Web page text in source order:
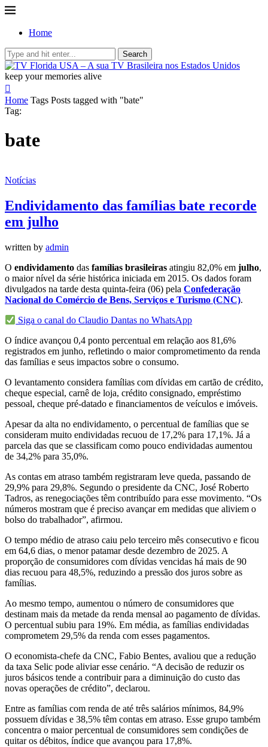
Home
Search
keep your memories alive
Home Tags Posts tagged with "bate"
Tag:
bate
Notícias
Endividamento das famílias bate recorde
em julho
written by admin
O endividamento das famílias brasileiras atingiu 82,0% em julho,
o maior nível da série histórica iniciada em 2015. Os dados foram
divulgados na tarde desta quinta-feira (06) pela Confederação
Nacional do Comércio de Bens, Serviços e Turismo (CNC).
Siga o canal do Claudio Dantas no WhatsApp
O índice avançou 0,4 ponto percentual em relação aos 81,6%
registrados em junho, refletindo o maior comprometimento da renda
das famílias e seus impactos sobre o consumo.
O levantamento considera famílias com dívidas em cartão de crédito,
cheque especial, carnê de loja, crédito consignado, empréstimo
pessoal, cheque pré-datado e financiamentos de veículos e imóveis.
Apesar da alta no endividamento, o percentual de famílias que se
consideram muito endividadas recuou de 17,2% para 17,1%. Já a
parcela das que se classificam como pouco endividadas aumentou
de 34,2% para 35,0%.
As contas em atraso também registraram leve queda, passando de
29,9% para 29,8%. Segundo o presidente da CNC, José Roberto
Tadros, as renegociações têm contribuído para esse movimento. “Os
números mostram que é preciso avançar em medidas que aliviem o
bolso do trabalhador”, afirmou.
O tempo médio de atraso caiu pelo terceiro mês consecutivo e ficou
em 64,6 dias, o menor patamar desde dezembro de 2025. A
proporção de consumidores com dívidas vencidas há mais de 90
dias recuou para 48,5%, reduzindo a pressão dos juros sobre as
famílias.
Ao mesmo tempo, aumentou o número de consumidores que
destinam mais da metade da renda mensal ao pagamento de dívidas.
O percentual subiu para 19%. Em média, as famílias endividadas
comprometem 29,5% da renda com esses pagamentos.
O economista-chefe da CNC, Fabio Bentes, avaliou que a redução
da taxa Selic pode aliviar esse cenário. “A decisão de reduzir os
juros básicos tende a contribuir para a diminuição do custo das
novas operações de crédito”, declarou.
Entre as famílias com renda de até três salários mínimos, 84,9%
possuem dívidas e 38,5% têm contas em atraso. Esse grupo também
concentra o maior percentual de consumidores sem condições de
quitar os débitos, índice que avançou para 17,8%.